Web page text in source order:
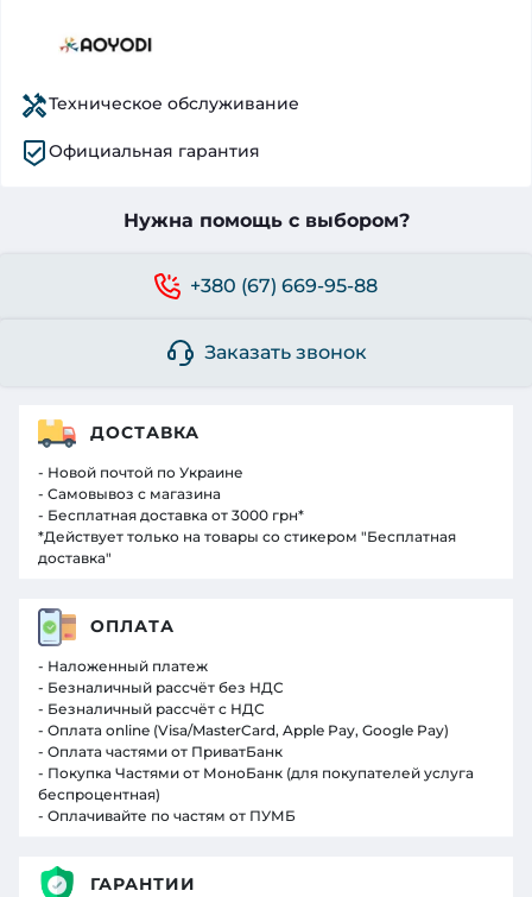
Техническое обслуживание
Официальная гарантия
Нужна помощь с выбором?
+380 (67) 669-95-88
Заказать звонок
ДОСТАВКА
- Новой почтой по Украине
- Самовывоз с магазина
- Бесплатная доставка от 3000 грн*
*Действует только на товары со стикером "Бесплатная
доставка"
ОПЛАТА
- Наложенный платеж
- Безналичный рассчёт без НДС
- Безналичный рассчёт с НДС
- Оплата online (Visa/MasterCard, Apple Pay, Google Pay)
- Оплата частями от ПриватБанк
- Покупка Частями от МоноБанк (для покупателей услуга
беспроцентная)
- Оплачивайте по частям от ПУМБ
ГАРАНТИИ